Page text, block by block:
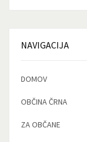
NAVIGACIJA
DOMOV
OBČINA ČRNA
ZA OBČANE